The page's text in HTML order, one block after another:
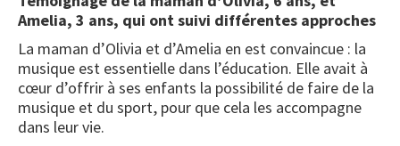
Amelia, 3 ans, qui ont suivi différentes approches
La maman d’Olivia et d’Amelia en est convaincue : la
musique est essentielle dans l’éducation. Elle avait à
cœur d’offrir à ses enfants la possibilité de faire de la
musique et du sport, pour que cela les accompagne
dans leur vie.